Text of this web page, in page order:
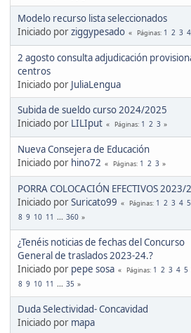
Modelo recurso lista seleccionados
Iniciado porziggypesado Páginas 1 2 3 4
2 agosto consulta adjudicación
centros
Iniciado por JuliaLengua
Subida de sueldo curso 2024/2025
Iniciado por LILIput Páginas 1 2 3
Nueva Consejera de Educación
Iniciado por hino72 Páginas 1 2 3
PORRA COLOCACIÓN EFECTIVOS
Iniciado porSuricato99 Páginas 1 2 3 4 5
8 9 10 11 ... 360
¿Tenéis noticias de fechas del Concurso
General de traslados 2023-24.?
Iniciado por pepe sosa Páginas 1 2 3 4 5
8 9 10 11 ... 35
Duda Selectividad- Concavidad
Iniciado por mapa